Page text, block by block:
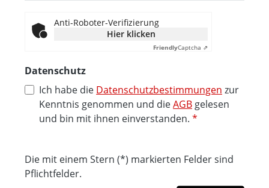
Anti-Roboter-Verifizierung
Hier klicken
FriendlyCaptcha ⇗
Datenschutz
Ich habe die Datenschutzbestimmungen zur
Kenntnis genommen und dieAGB gelesen
und bin mit ihnen einverstanden. *
Die mit einem Stern (*) markierten Felder sind
Pflichtfelder.